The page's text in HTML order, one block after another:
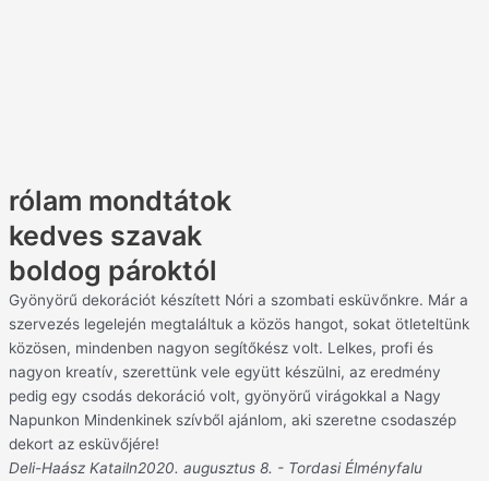
rólam mondtátok
kedves szavak
boldog pároktól
Gyönyörű dekorációt készített Nóri a szombati esküvőnkre. Már a
szervezés legelején megtaláltuk a közös hangot, sokat ötleteltünk
közösen, mindenben nagyon segítőkész volt. Lelkes, profi és
nagyon kreatív, szerettünk vele együtt készülni, az eredmény
pedig egy csodás dekoráció volt, gyönyörű virágokkal a Nagy
Napunkon Mindenkinek szívből ajánlom, aki szeretne csodaszép
dekort az esküvőjére!
Deli-Haász Katailn2020. augusztus 8. - Tordasi Élményfalu